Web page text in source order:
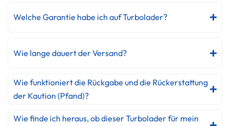
Welche Garantie habe ich auf Turbolader?
Wie lange dauert der Versand?
Wie funktioniert die Rückgabe und die Rückerstattung
der Kaution (Pfand)?
Wie finde ich heraus, ob dieser Turbolader für mein